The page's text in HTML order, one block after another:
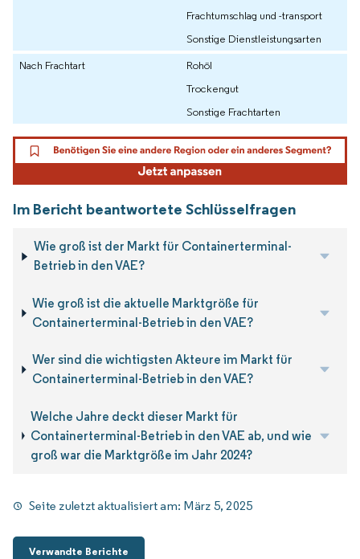
Frachtumschlag und -transport
Sonstige Dienstleistungsarten
Nach Frachtart
Rohöl
Trockengut
Sonstige Frachtarten
Im Bericht beantwortete Schlüsselfragen
Wie groß ist der Markt für Containerterminal-
Betrieb in den VAE?
Wie groß ist die aktuelle Marktgröße für
Containerterminal-Betrieb in den VAE?
Wer sind die wichtigsten Akteure im Markt für
Containerterminal-Betrieb in den VAE?
Welche Jahre deckt dieser Markt für
Containerterminal-Betrieb in den VAE ab, und wie
groß war die Marktgröße im Jahr 2024?
Seite zuletzt aktualisiert am: März 5, 2025
Verwandte Berichte